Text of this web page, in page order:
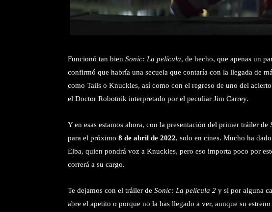
Funcionó tan bien Sonic: La película, de hecho, que apenas un
confirmó que habría una secuela que contaría con la llegada de
como Tails o Knuckles, así como con el regreso de uno del
el Doctor Robotnik interpretado por el peculiar Jim Carrey.
Y en esas estamos ahora, con la presentación del primer tráiler de
para el próximo 8 de abril de 2022, solo en cines. Mucho ha
Elba, quien pondrá voz a Knuckles, pero eso importa poco por
correrá a su cargo.
Te dejamos con el tráiler de Sonic: La película 2 y si por alguna
abre el apetito o porque no la has llegado a ver, aunque su